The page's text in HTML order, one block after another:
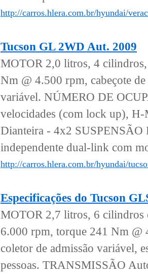
http://carros.hlera.com.br/hyundai/
Tucson GL 2WD Aut. 2009
MOTOR 2,0 litros, 4
Nm @ 4.500 rpm, cabeçote
variável. NÚMERO DE
velocidades (com lock up),
Dianteira - 4x2 SUSPENSÃO
independente dual-link com
http://carros.hlera.com.br/hyundai/
Especificações do Tucson
MOTOR 2,7 litros, 6
6.000 rpm, torque 241 Nm
coletor de admissão variável,
pessoas. TRANSMISSÃO